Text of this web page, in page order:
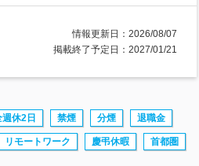
情報更新日：2026/08/07
掲載終了予定日：2027/01/21
休2日 禁煙 分煙 退職金
リモートワーク 慶弔休暇 首都圏